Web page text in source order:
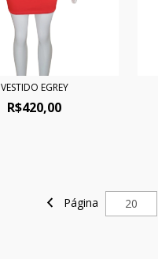
VESTIDO EGREY
R$420,00
Página